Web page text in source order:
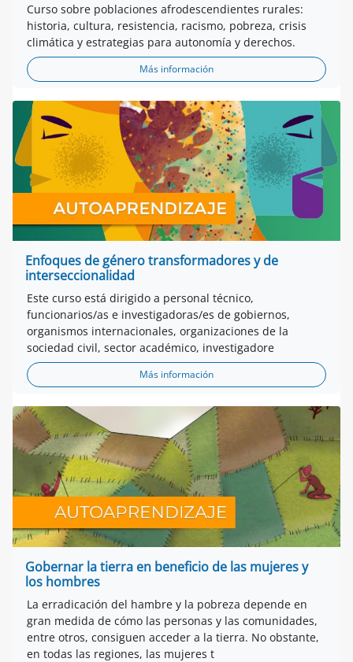
Curso sobre poblaciones afrodescendientes rurales:
historia, cultura, resistencia, racismo, pobreza, crisis
climática y estrategias para autonomía y derechos.
Más información
Enfoques de género transformadores y de
interseccionalidad
Este curso está dirigido a personal técnico,
funcionarios/as e investigadoras/es de gobiernos,
organismos internacionales, organizaciones de la
sociedad civil, sector académico, investigadore
Más información
Gobernar la tierra en beneficio de las mujeres y
los hombres
La erradicación del hambre y la pobreza depende en
gran medida de cómo las personas y las comunidades,
entre otros, consiguen acceder a la tierra. No obstante,
en todas las regiones, las mujeres t